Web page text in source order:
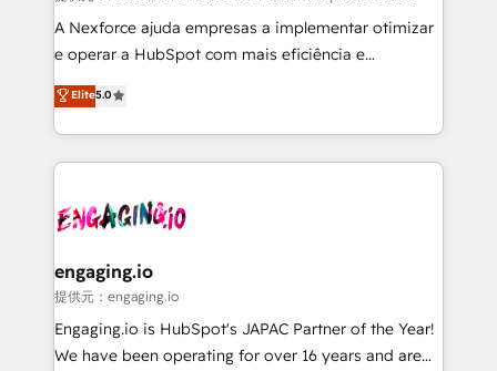
HubSpot with LinkedIn, WhatsApp, email, paid
media, and AI voice to drive pipeline. 🤖 AI Custom
prospecting, follow-ups, service triage, and
knowledge retrieval—built in HubSpot. ⚡ Fast-Track
advanced optimization & adoption 📍 São Paulo, BR
• Des Moines, IA • New York, NY
A Nexforce ajuda empresas a implementar otimizar
e operar a HubSpot com mais eficiência e
previsibilidade de receita. Combinamos Revenue
Operations (RevOps) e Inteligência Artificial para
estruturar processos integrar sistemas organizar
dados e automatizar operações. O objetivo é
operacional de receita conectando equipes
Também somos distribuidores oficiais da HubSpot
e de mais de 150 softwares globais permitindo
contratar e pagar a HubSpot em reais com nota
fiscal no Brasil e gerar economia de até 50% na
Elite5.0
engaging.io
提供元：engaging.io
Engaging.io is HubSpot's JAPAC Partner of the Year!
We have been operating for over 16 years and are